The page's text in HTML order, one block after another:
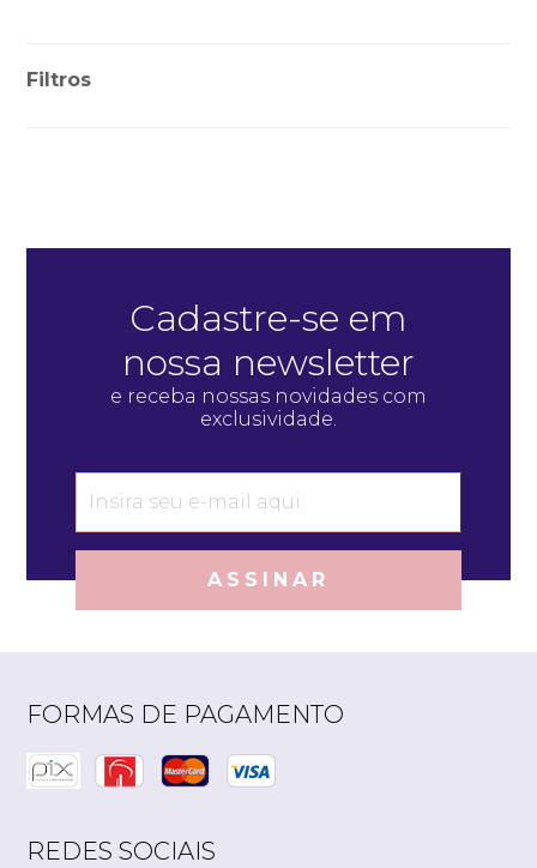
Filtros
Cadastre-se em
nossa newsletter
e receba nossas novidades com
exclusividade.
ASSINAR
FORMAS DE PAGAMENTO
REDES SOCIAIS